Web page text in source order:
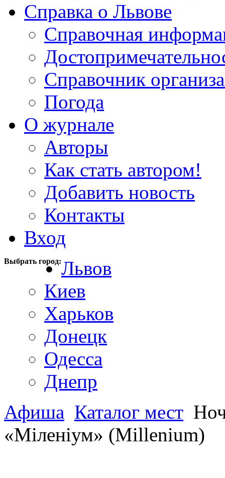
Справка о Львове
Справочная
Справочник
Погода
О журнале
Авторы
Как стать автором!
Добавить новость
Контакты
Вход
Выбрать город:Львов
Киев
Харьков
Донецк
Одесса
Днепр
Афиша Каталог мест
«Міленіум» (Millenium)